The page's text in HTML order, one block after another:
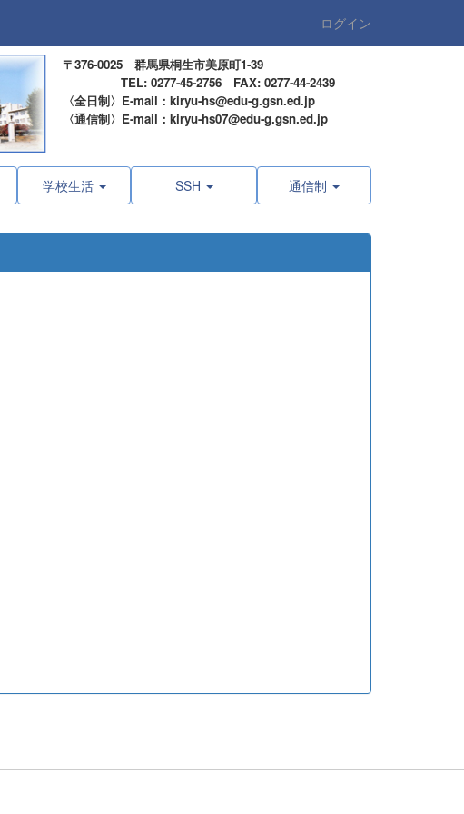
ログイン
〒376-0025 群馬県桐生市美原町1-39
TEL: 0277-45-2756 FAX: 0277-44-2439
〈全日制〉E-mail：kiryu-hs@edu-g.gsn.ed.jp
〈通信制〉E-mail：kiryu-hs07@edu-g.gsn.ed.jp
学校生活 SSH 通信制